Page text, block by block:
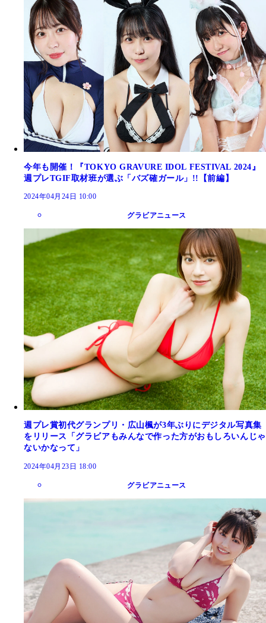
今年も開催！『TOKYO GRAVURE IDOL FESTIVAL 2024』
週プレTGIF取材班が選ぶ「バズ確ガール」!!【前編】
2024年04月24日 10:00
グラビアニュース
週プレ賞初代グランプリ・広山楓が3年ぶりにデジタル写真集
をリリース「グラビアもみんなで作った方がおもしろいんじゃ
ないかなって」
2024年04月23日 18:00
グラビアニュース